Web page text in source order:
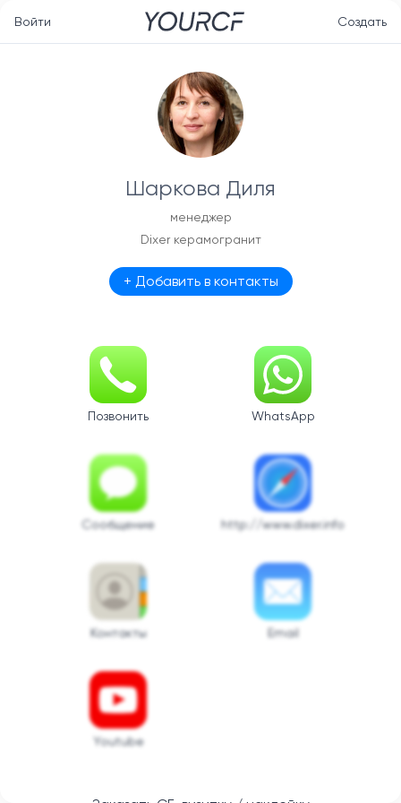
Войти Создать
Шаркова Диля
менеджер
Dixer керамогранит
+ Добавить в контакты
Позвонить WhatsApp
Сообщение http://www.dixer.info
Контакты Email
Youtube